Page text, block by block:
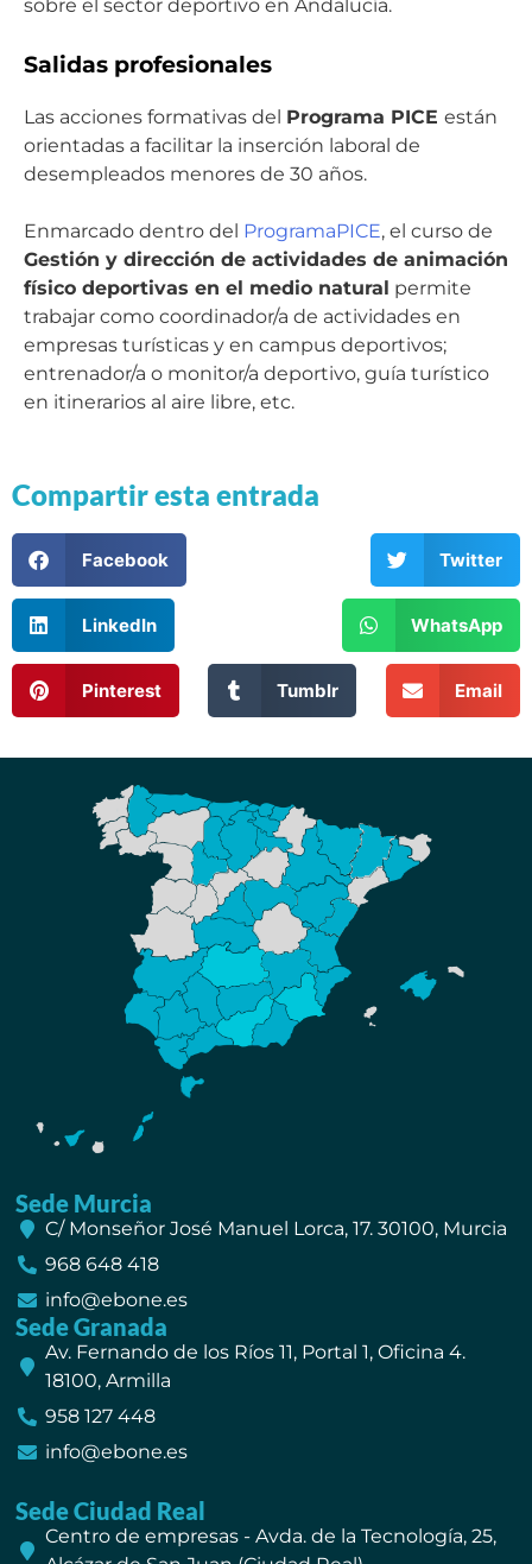
sobre el sector deportivo en Andalucía.
Salidas profesionales
Las acciones formativas del Programa PICE están
orientadas a facilitar la inserción laboral de
desempleados menores de 30 años.
Enmarcado dentro del ProgramaPICE, el curso de
Gestión y dirección de actividades de animación
físico deportivas en el medio natural permite
trabajar como coordinador/a de actividades en
empresas turísticas y en campus deportivos;
entrenador/a o monitor/a deportivo, guía turístico
en itinerarios al aire libre, etc.
Compartir esta entrada
Facebook Twitter
LinkedIn WhatsApp
Pinterest Tumblr Email
Sede Murcia
C/ Monseñor José Manuel Lorca, 17. 30100, Murcia
968 648 418
info@ebone.es
Sede Granada
Av. Fernando de los Ríos 11, Portal 1, Oficina 4.
18100, Armilla
958 127 448
info@ebone.es
Sede Ciudad Real
Centro de empresas - Avda. de la Tecnología, 25,